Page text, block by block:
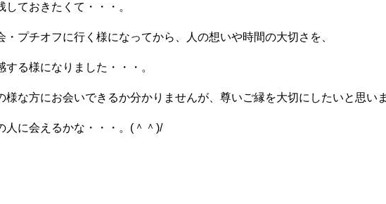
しておきたくて・・・。
・プチオフに行く様になってから、人の想いや時間の大切さを、
する様になりました・・・。
様な方にお会いできるか分かりませんが、尊いご縁を大切にしたいと思いま
人に会えるかな・・・。(＾＾)/